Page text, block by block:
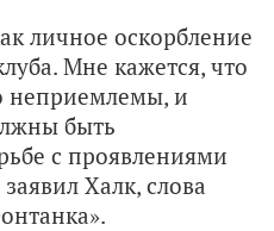
личное оскорбление
Мне кажется, что
неприемлемы, и
быть
с проявлениями
Халк, слова